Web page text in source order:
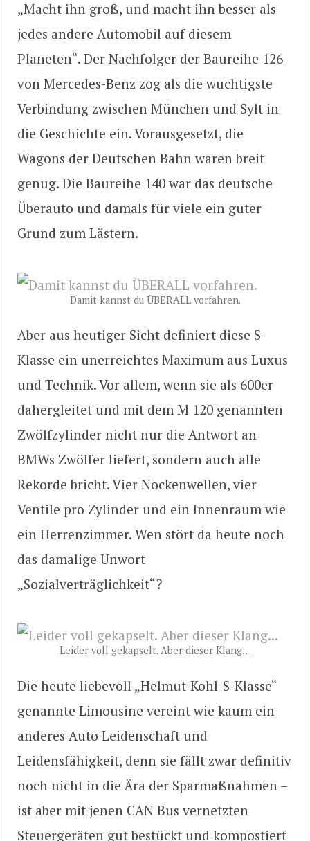
„Macht ihn groß, und macht ihn besser als
jedes andere Automobil auf diesem
Planeten“. Der Nachfolger der Baureihe 126
von Mercedes-Benz zog als die wuchtigste
Verbindung zwischen München und Sylt in
die Geschichte ein. Vorausgesetzt, die
Wagons der Deutschen Bahn waren breit
genug. Die Baureihe 140 war das deutsche
Überauto und damals für viele ein guter
Grund zum Lästern.
Damit kannst du ÜBERALL vorfahren.
Aber aus heutiger Sicht definiert diese S-
Klasse ein unerreichtes Maximum aus Luxus
und Technik. Vor allem, wenn sie als 600er
dahergleitet und mit dem M 120 genannten
Zwölfzylinder nicht nur die Antwort an
BMWs Zwölfer liefert, sondern auch alle
Rekorde bricht. Vier Nockenwellen, vier
Ventile pro Zylinder und ein Innenraum wie
ein Herrenzimmer. Wen stört da heute noch
das damalige Unwort
„Sozialverträglichkeit“?
Leider voll gekapselt. Aber dieser Klang…
Die heute liebevoll „Helmut-Kohl-S-Klasse“
genannte Limousine vereint wie kaum ein
anderes Auto Leidenschaft und
Leidensfähigkeit, denn sie fällt zwar definitiv
noch nicht in die Ära der Sparmaßnahmen –
ist aber mit jenen CAN Bus vernetzten
Steuergeräten gut bestückt und kompostiert